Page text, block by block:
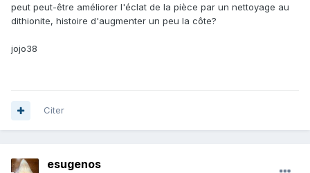
peut peut-être améliorer l'éclat de la pièce par un nettoyage au
dithionite, histoire d'augmenter un peu la côte?
jojo38
Citer
esugenos